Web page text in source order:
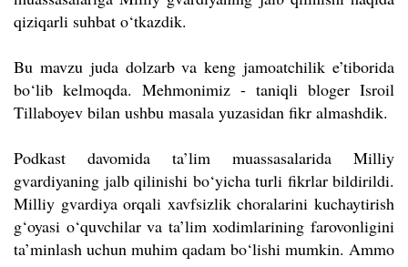
qiziqarli suhbat o‘tkazdik.
Bu mavzu juda dolzarb va keng jamoatchilik e’tiborida
bo‘lib kelmoqda. Mehmonimiz - taniqli bloger Isroil
Tillaboyev bilan ushbu masala yuzasidan fikr almashdik.
Podkast davomida ta’lim muassasalarida Milliy
gvardiyaning jalb qilinishi bo‘yicha turli fikrlar bildirildi.
Milliy gvardiya orqali xavfsizlik choralarini kuchaytirish
g‘oyasi o‘quvchilar va ta’lim xodimlarining farovonligini
ta’minlash uchun muhim qadam bo‘lishi mumkin. Ammo